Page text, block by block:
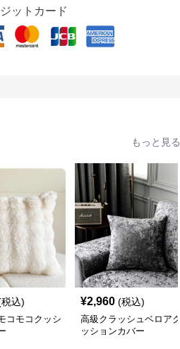
ットカード
もっと見る
込)
コモコクッシ
¥2,960 (税込)
高級クラッシュベロアク
ッションカバー